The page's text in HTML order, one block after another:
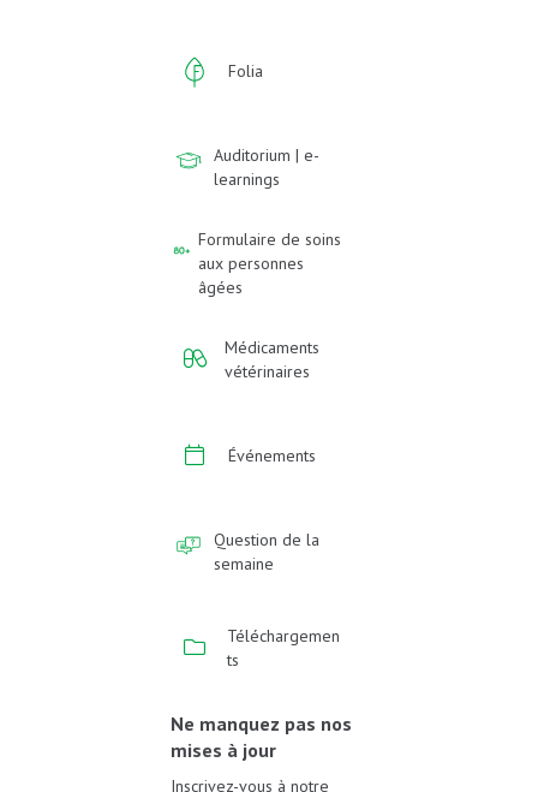
Folia
Auditorium | e-
learnings
Formulaire de soins
aux personnes
âgées
Médicaments
vétérinaires
Événements
Question de la
semaine
Téléchargemen
ts
Ne manquez pas nos
mises à jour
Inscrivez-vous à notre